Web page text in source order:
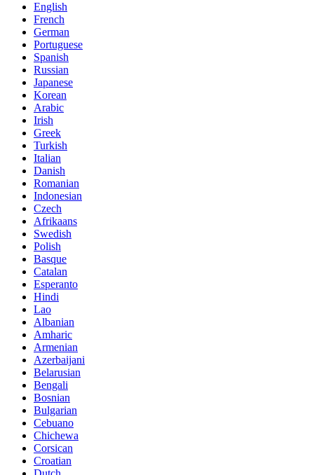
English
French
German
Portuguese
Spanish
Russian
Japanese
Korean
Arabic
Irish
Greek
Turkish
Italian
Danish
Romanian
Indonesian
Czech
Afrikaans
Swedish
Polish
Basque
Catalan
Esperanto
Hindi
Lao
Albanian
Amharic
Armenian
Azerbaijani
Belarusian
Bengali
Bosnian
Bulgarian
Cebuano
Chichewa
Corsican
Croatian